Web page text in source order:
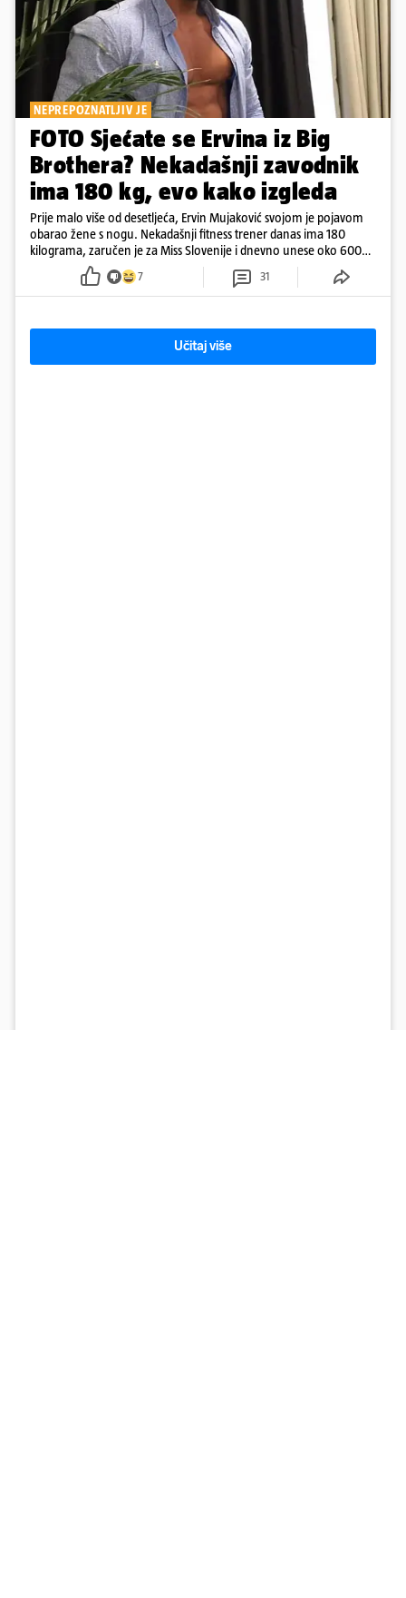
NEPREPOZNATLJIV JE
FOTO Sjećate se Ervina iz Big
Brothera? Nekadašnji zavodnik
ima 180 kg, evo kako izgleda
Prije malo više od desetljeća, Ervin Mujaković svojom je pojavom
obarao žene s nogu. Nekadašnji fitness trener danas ima 180
kilograma, zaručen je za Miss Slovenije i dnevno unese oko 6000
7 31
Učitaj više